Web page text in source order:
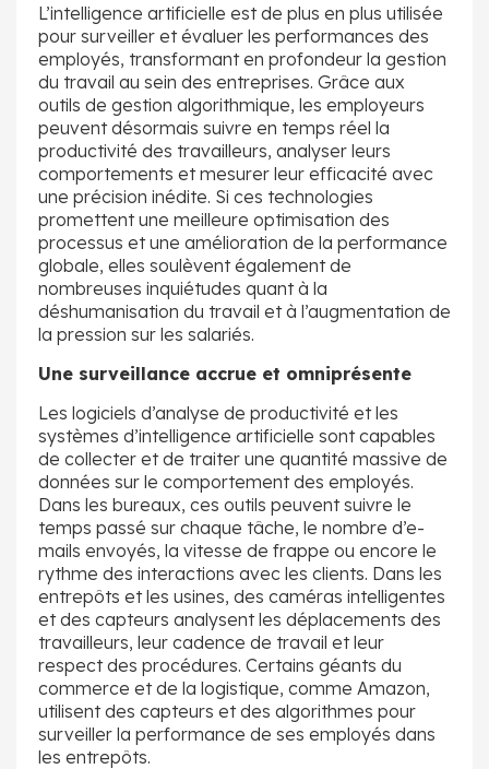
L’intelligence artificielle est de plus en plus utilisée
pour surveiller et évaluer les performances des
employés, transformant en profondeur la gestion
du travail au sein des entreprises. Grâce aux
outils de gestion algorithmique, les employeurs
peuvent désormais suivre en temps réel la
productivité des travailleurs, analyser leurs
comportements et mesurer leur efficacité avec
une précision inédite. Si ces technologies
promettent une meilleure optimisation des
processus et une amélioration de la performance
globale, elles soulèvent également de
nombreuses inquiétudes quant à la
déshumanisation du travail et à l’augmentation de
la pression sur les salariés.
Une surveillance accrue et omniprésente
Les logiciels d’analyse de productivité et les
systèmes d’intelligence artificielle sont capables
de collecter et de traiter une quantité massive de
données sur le comportement des employés.
Dans les bureaux, ces outils peuvent suivre le
temps passé sur chaque tâche, le nombre d’e-
mails envoyés, la vitesse de frappe ou encore le
rythme des interactions avec les clients. Dans les
entrepôts et les usines, des caméras intelligentes
et des capteurs analysent les déplacements des
travailleurs, leur cadence de travail et leur
respect des procédures. Certains géants du
commerce et de la logistique, comme Amazon,
utilisent des capteurs et des algorithmes pour
surveiller la performance de ses employés dans
les entrepôts.